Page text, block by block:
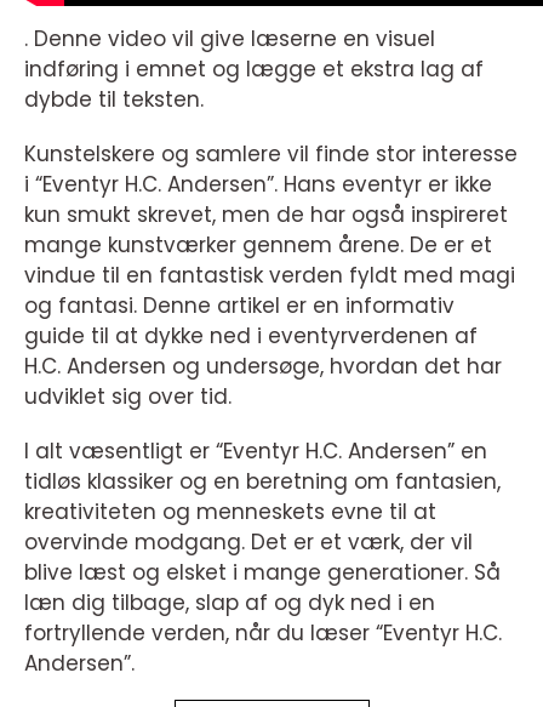
. Denne video vil give læserne en visuel
indføring i emnet og lægge et ekstra lag af
dybde til teksten.
Kunstelskere og samlere vil finde stor interesse
i “Eventyr H.C. Andersen”. Hans eventyr er ikke
kun smukt skrevet, men de har også inspireret
mange kunstværker gennem årene. De er et
vindue til en fantastisk verden fyldt med magi
og fantasi. Denne artikel er en informativ
guide til at dykke ned i eventyrverdenen af
H.C. Andersen og undersøge, hvordan det har
udviklet sig over tid.
I alt væsentligt er “Eventyr H.C. Andersen” en
tidløs klassiker og en beretning om fantasien,
kreativiteten og menneskets evne til at
overvinde modgang. Det er et værk, der vil
blive læst og elsket i mange generationer. Så
læn dig tilbage, slap af og dyk ned i en
fortryllende verden, når du læser “Eventyr H.C.
Andersen”.